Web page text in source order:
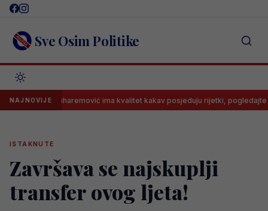
Skip
content Sve Osim Politike
NAJNOVIJE
Muharemović ima kvalitet kakav posjeduju rijetki, pogledajte
ISTAKNUTE
Završava se najskuplji
transfer ovog ljeta!